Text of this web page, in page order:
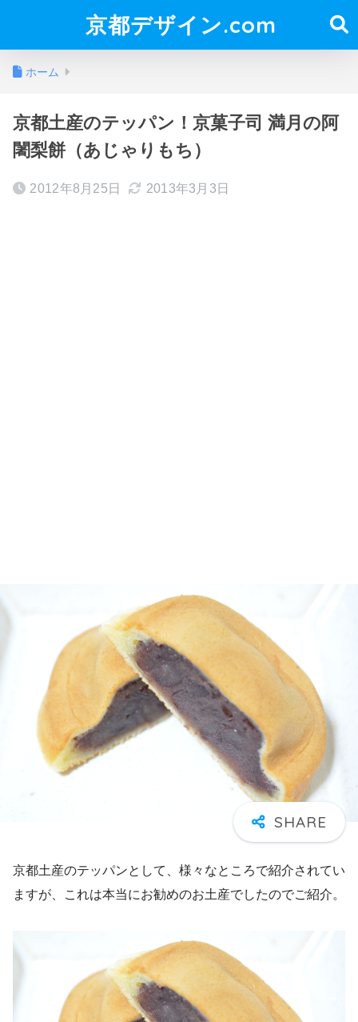
京都デザイン.com
ホーム
京都土産のテッパン！京菓子司 満月の阿
闍梨餅（あじゃりもち）
2012年8月25日 2013年3月3日
京都土産のテッパンとして、様々なところで紹介されてい
ますが、これは本当にお勧めのお土産でしたのでご紹介。